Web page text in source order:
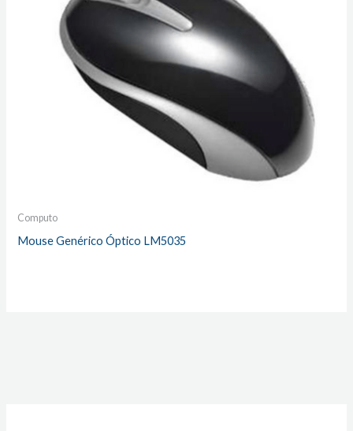
Computo
Mouse Genérico Óptico LM5035